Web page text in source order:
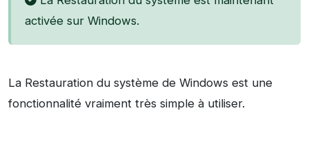
activée sur Windows.
La Restauration du système de Windows est une
fonctionnalité vraiment très simple à utiliser.